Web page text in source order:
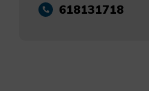
618131718